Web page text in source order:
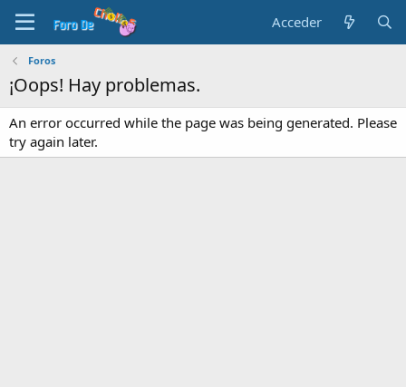
Acceder
Foros
¡Oops! Hay problemas.
An error occurred while the page was being generated. Please
try again later.